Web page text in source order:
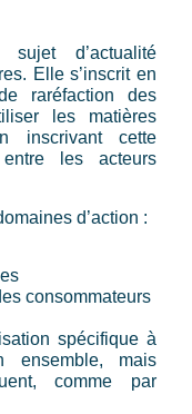
d’actualité
Elle s’inscrit en
raréfaction des
les matières
inscrivant cette
les acteurs
d’action :
consommateurs
spécifique à
ensemble, mais
comme par